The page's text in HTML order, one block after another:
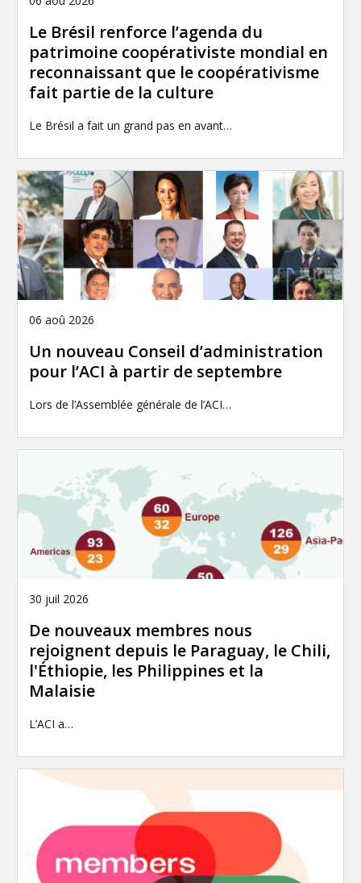
Le Brésil renforce l’agenda du
patrimoine coopérativiste mondial en
reconnaissant que le coopérativisme
fait partie de la culture
Le Brésil a fait un grand pas en avant…
06 aoû 2026
Un nouveau Conseil d’administration
pour l’ACI à partir de septembre
Lors de l’Assemblée générale de l’ACI…
30 juil 2026
De nouveaux membres nous
rejoignent depuis le Paraguay, le Chili,
l'Éthiopie, les Philippines et la
Malaisie
L’ACI a…